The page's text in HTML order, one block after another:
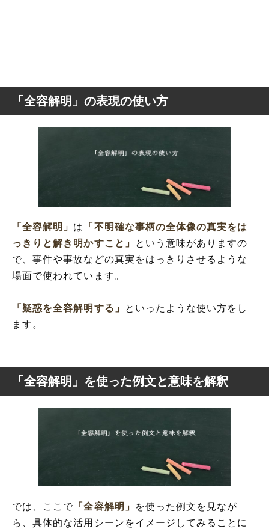
「全容解明」の表現の使い方
「全容解明」 は
「不明確な事柄の全体像の真実をは
っきりと解き明かすこと」
という意味がありますの
で、事件や事故などの真実をはっきりさせるような
場面で使われています。
「疑惑を全容解明する」
といったような使い方をし
ます。
「全容解明」を使った例文と意味を解釈
では、ここで 「全容解明」
を使った例文を見なが
ら、具体的な活用シーンをイメージしてみることに